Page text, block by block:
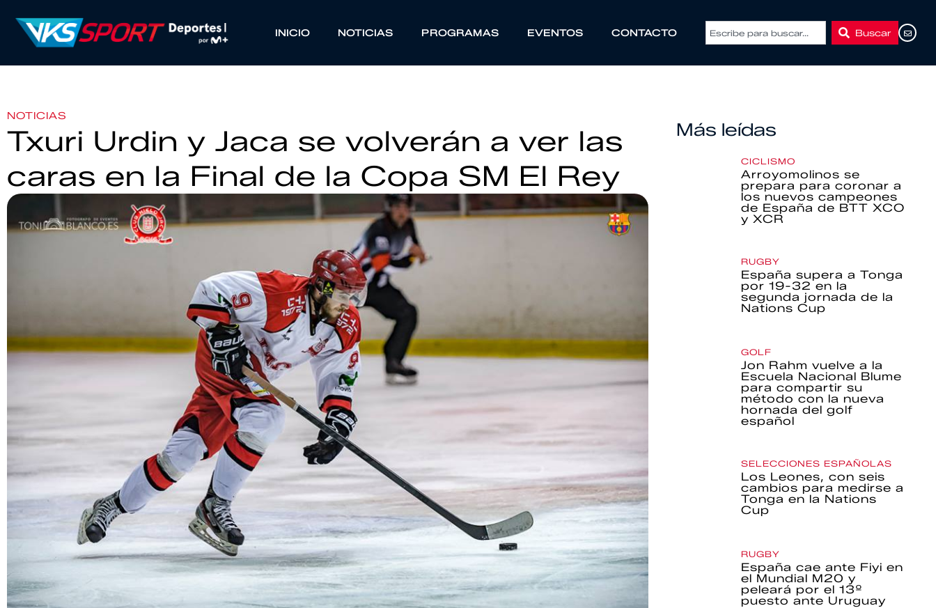
INICIO NOTICIAS PROGRAMAS EVENTOS CONTACTO Buscar
NOTICIAS
Txuri Urdin y Jaca se volverán a ver las
caras en la Final de la Copa SM El Rey
Más leídas
CICLISMO
Arroyomolinos se
prepara para coronar a
los nuevos campeones
de España de BTT XCO
y XCR
RUGBY
España supera a Tonga
por 19-32 en la
segunda jornada de la
Nations Cup
GOLF
Jon Rahm vuelve a la
Escuela Nacional Blume
para compartir su
método con la nueva
hornada del golf
español
SELECCIONES ESPAÑOLAS
Los Leones, con seis
cambios para medirse a
Tonga en la Nations
Cup
RUGBY
España cae ante Fiyi en
el Mundial M20 y
peleará por el 13º
puesto ante Uruguay